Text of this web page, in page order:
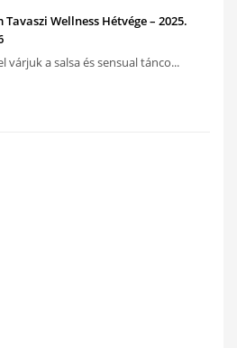
Wellness Hétvége – 2025.
várjuk a salsa és sensual tánco...